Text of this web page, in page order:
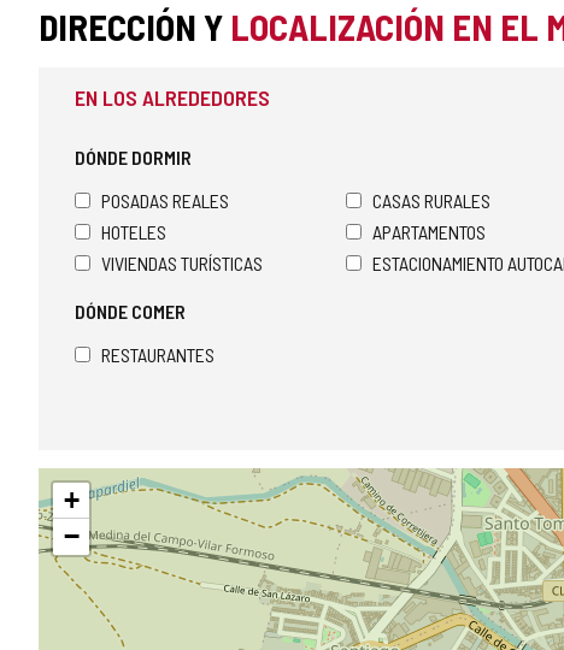
DIRECCIÓN Y LOCALIZACIÓN EN EL
EN LOS ALREDEDORES
DÓNDE DORMIR
POSADAS REALES
CASAS RURALES
HOTELES
APARTAMENTOS
VIVIENDAS TURÍSTICAS
ESTACIONAMIENTO
DÓNDE COMER
RESTAURANTES
Saltar
mapa
+
−